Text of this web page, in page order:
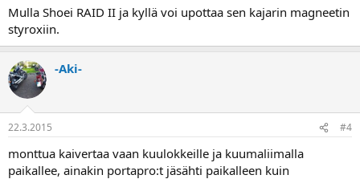
Mulla Shoei RAID II ja kyllä voi upottaa sen kajarin magneetin
styroxiin.
-Aki-
22.3.2015 #4
monttua kaivertaa vaan kuulokkeille ja kuumaliimalla
paikallee, ainakin portapro:t jäsähti paikalleen kuin